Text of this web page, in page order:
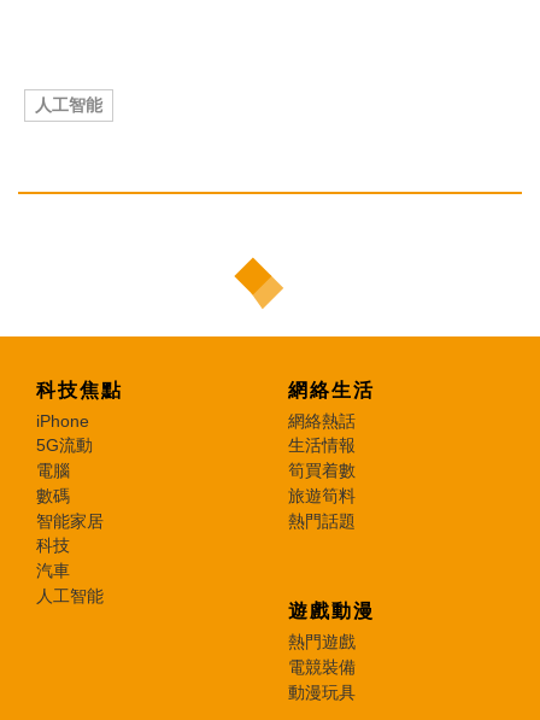
人工智能
科技焦點
iPhone
5G流動
電腦
數碼
智能家居
科技
汽車
人工智能
網絡生活
網絡熱話
生活情報
筍買着數
旅遊筍料
熱門話題
遊戲動漫
熱門遊戲
電競裝備
動漫玩具